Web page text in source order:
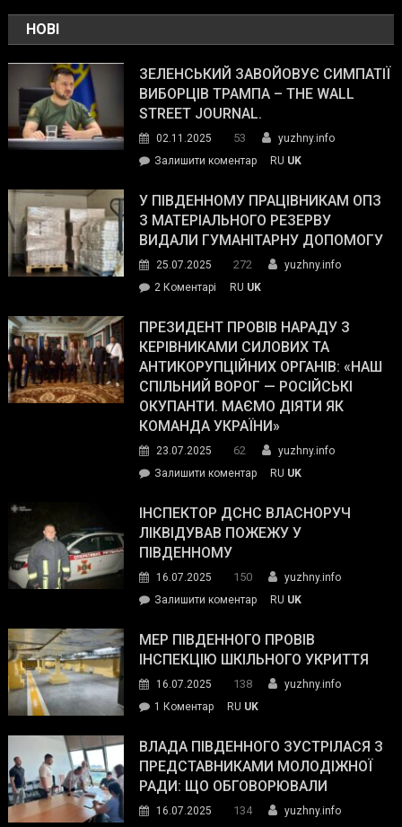
НОВІ
ЗЕЛЕНСЬКИЙ ЗАВОЙОВУЄ СИМПАТІЇ
ВИБОРЦІВ ТРАМПА – THE WALL
STREET JOURNAL.
02.11.2025 53
yuzhny.info
Залишити коментарon
завойовує
симпатії
виборців
The
Street
Journal.
RU UK
У ПІВДЕННОМУ ПРАЦІВНИКАМ ОПЗ
З МАТЕРІАЛЬНОГО РЕЗЕРВУ
ВИДАЛИ ГУМАНІТАРНУ ДОПОМОГУ
25.07.2025 272
yuzhny.info
2 Коментарі
Південному
працівникам
ОПЗ
з
матеріального
резерву
гуманітарну
допомогу
RU UK
ПРЕЗИДЕНТ ПРОВІВ НАРАДУ З
КЕРІВНИКАМИ СИЛОВИХ ТА
АНТИКОРУПЦІЙНИХ ОРГАНІВ: «НАШ
СПІЛЬНИЙ ВОРОГ — РОСІЙСЬКІ
ОКУПАНТИ. МАЄМО ДІЯТИ ЯК
КОМАНДА УКРАЇНИ»
23.07.2025 62
yuzhny.info
Залишити коментарon
провів
нараду
силових
та
органів:
«Наш
спільний
окупанти.
Маємо
діяти
RU UK
ІНСПЕКТОР ДСНС ВЛАСНОРУЧ
ЛІКВІДУВАВ ПОЖЕЖУ У
ПІВДЕННОМУ
16.07.2025 150
yuzhny.info
Залишити коментарon
ДСНС
власноруч
пожежу
у
RU UK
МЕР ПІВДЕННОГО ПРОВІВ
ІНСПЕКЦІЮ ШКІЛЬНОГО УКРИТТЯ
16.07.2025 138
yuzhny.info
1 Коментардо
Південного
провів
інспекцію
укриття
RU UK
ВЛАДА ПІВДЕННОГО ЗУСТРІЛАСЯ З
ПРЕДСТАВНИКАМИ МОЛОДІЖНОЇ
РАДИ: ЩО ОБГОВОРЮВАЛИ
16.07.2025 134
yuzhny.info